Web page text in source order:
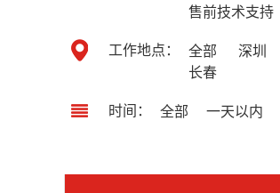
售前技术支持
工作地点： 全部 深圳
长春
时间： 全部 一天以内